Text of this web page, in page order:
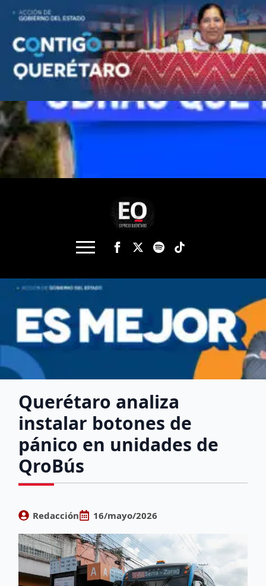
Querétaro analiza
instalar botones de
pánico en unidades de
QroBús
Redacción 16/mayo/2026